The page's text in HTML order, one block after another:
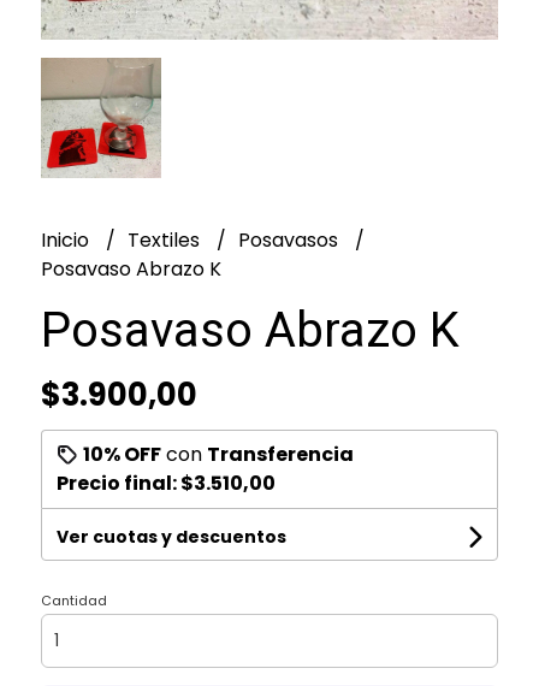
Inicio Textiles
Posavasos
Posavaso Abrazo K
Posavaso Abrazo K
$3.900,00
10% OFFcon Transferencia
Precio final:$3.510,00
Ver cuotas y descuentos
Cantidad